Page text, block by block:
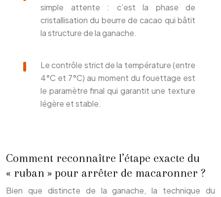
simple attente : c’est la phase de
cristallisation du beurre de cacao qui bâtit
la structure de la ganache.
Le contrôle strict de la température (entre
4°C et 7°C) au moment du fouettage est
le paramètre final qui garantit une texture
légère et stable.
Comment reconnaître l’étape exacte du
« ruban » pour arrêter de macaronner ?
Bien que distincte de la ganache, la technique du